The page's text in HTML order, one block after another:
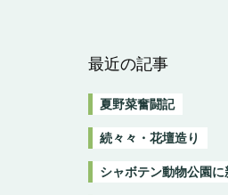
最近の記事
夏野菜奮闘記
続々々・花壇造り
シャボテン動物公園に